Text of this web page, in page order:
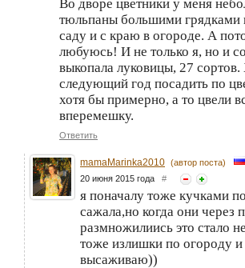
Во дворе цветники у меня
тюльпаны большими
саду и с краю в огороде. А
любуюсь! И не только я, но и
выкопала луковицы, 27
следующий год посадить по
хотя бы примерно, а то цвели
вперемешку.
Ответить
mamaMarinka2010 (автор поста)
20 июня 2015 года #
я поначалу тоже кучками
сажала,но когда они через
размножилиись это стало
тоже излишки по огороду
высаживаю))